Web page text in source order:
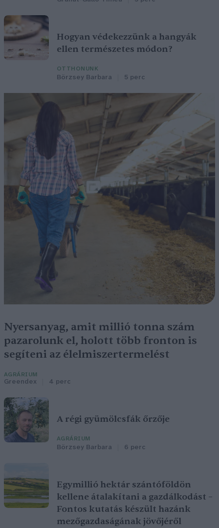
Hogyan védekezzünk a hangyák
ellen természetes módon?
OTTHONUNK
Börzsey Barbara 5 perc
Nyersanyag, amit millió tonna szám
pazarolunk el, holott több fronton is
segíteni az élelmiszertermelést
AGRÁRIUM
Greendex 4 perc
A régi gyümölcsfák őrzője
AGRÁRIUM
Börzsey Barbara 6 perc
Egymillió hektár szántóföldön
kellene átalakítani a gazdálkodást –
Fontos kutatás készült hazánk
mezőgazdaságának jövőjéről